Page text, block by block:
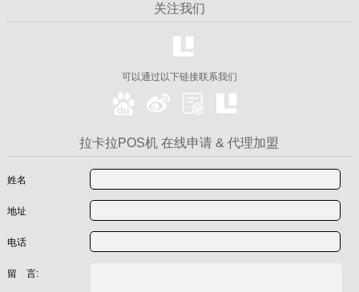
关注我们
可以通过以下链接联系我们
拉卡拉POS机 在线申请 & 代理加盟
姓名
地址
电话
留 言: